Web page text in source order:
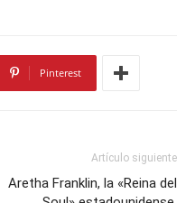
Pinterest
Artículo siguiente
Aretha Franklin, la «Reina del